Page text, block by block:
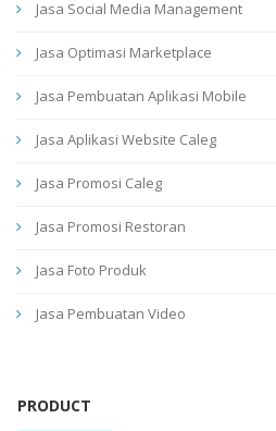
Jasa Social Media Management
Jasa Optimasi Marketplace
Jasa Pembuatan Aplikasi Mobile
Jasa Aplikasi Website Caleg
Jasa Promosi Caleg
Jasa Promosi Restoran
Jasa Foto Produk
Jasa Pembuatan Video
PRODUCT